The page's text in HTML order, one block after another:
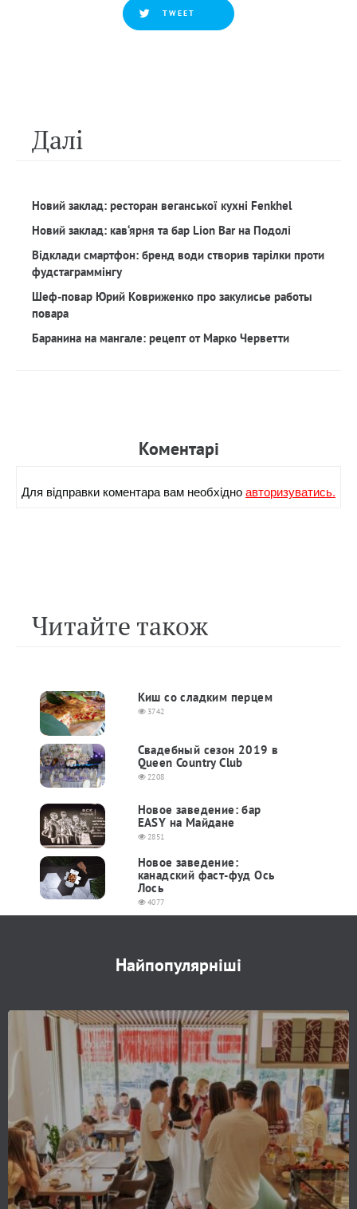
TWEET
Далi
Новий заклад: ресторан веганської кухні Fenkhel
Новий заклад: кав‘ярня та бар Lion Bar на Подолі
Відклади смартфон: бренд води створив тарілки проти
фудстаграммінгу
Шеф-повар Юрий Ковриженко про закулисье работы
повара
Баранина на мангале: рецепт от Марко Черветти
Коментарi
Для вiдправки коментара вам необхiдноавторизуватись.
Читайте також
Киш со сладким перцем
3742
Свадебный сезон 2019 в
Queen Country Club
2208
Новое заведение: бар
EASY на Майдане
2851
Новое заведение:
канадский фаст-фуд Ось
Лось
4077
Найпопулярніші